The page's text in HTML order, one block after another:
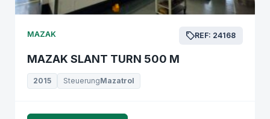
MAZAK REF: 24168
MAZAK SLANT TURN 500 M
2015 SteuerungMazatrol